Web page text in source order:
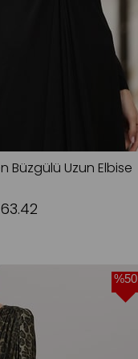
Büzgülü Uzun Elbise
%50